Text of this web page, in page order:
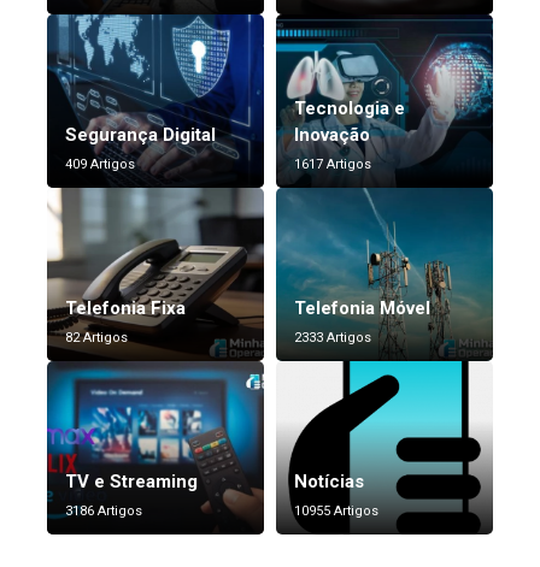
Segurança Digital
409 Artigos
Tecnologia e
Inovação
1617 Artigos
Telefonia Fixa
82 Artigos
Telefonia Móvel
2333 Artigos
TV e Streaming
3186 Artigos
Notícias
10955 Artigos